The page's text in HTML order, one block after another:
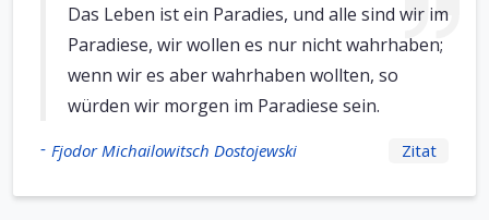
Das Leben ist ein Paradies, und alle sind wir im
Paradiese, wir wollen es nur nicht wahrhaben;
wenn wir es aber wahrhaben wollten, so
würden wir morgen im Paradiese sein.
- Fjodor Michailowitsch Dostojewski Zitat